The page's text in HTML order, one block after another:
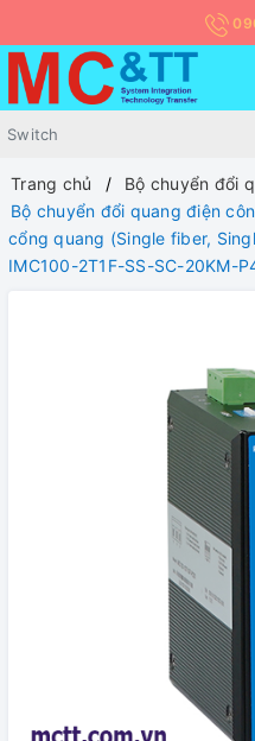
Trang chủ
Bộ chuyển đổi
Bộ chuyển đổi quang điện
cổng quang (Single fiber,
IMC100-2T1F-SS-SC-20KM-